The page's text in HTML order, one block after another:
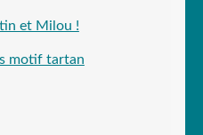
et Milou !
motif tartan